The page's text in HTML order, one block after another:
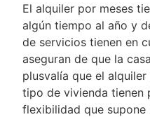
El alquiler por meses
algún tiempo al año y
de servicios tienen en
aseguran de que la
plusvalía que el
tipo de vivienda tienen
flexibilidad que